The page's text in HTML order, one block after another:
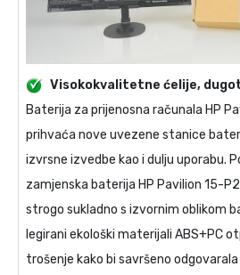
Visokokvalitetne ćelije,
Baterija za prijenosna računala HP
prihvaća nove uvezene stanice
izvrsne izvedbe kao i dulju uporabu.
zamjenska baterija HP Pavilion 15-
strogo sukladno s izvornim oblikom
legirani ekološki materijali ABS+PC
trošenje kako bi savršeno